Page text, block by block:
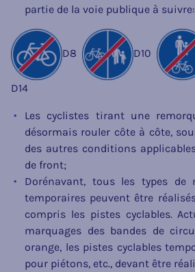
partie de la voie publique à suivre:
D8 D10
D14
Les cyclistes tirant une
désormais rouler côte à côte,
des autres conditions
de front;
Dorénavant, tous les types de
temporaires peuvent être
compris les pistes cyclables.
marquages des bandes de
orange, les pistes cyclables
pour piétons, etc., devant être